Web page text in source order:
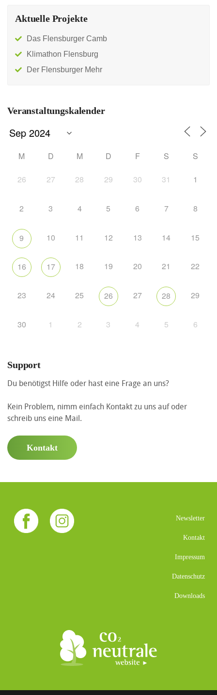
Aktuelle Projekte
Das Flensburger Camb
Klimathon Flensburg
Der Flensburger Mehr
Veranstaltungskalender
M D M D F S S
26 27 28 29 30 31 1
2 3 4 5 6 7 8
9 10 11 12 13 14 15
16 17 18 19 20 21 22
23 24 25 26 27 28 29
30 1 2 3 4 5 6
Support
Du benötigst Hilfe oder hast eine Frage an uns?
Kein Problem, nimm einfach Kontakt zu uns auf oder
schreib uns eine Mail.
Kontakt
Newsletter
Kontakt
Impressum
Datenschutz
Downloads